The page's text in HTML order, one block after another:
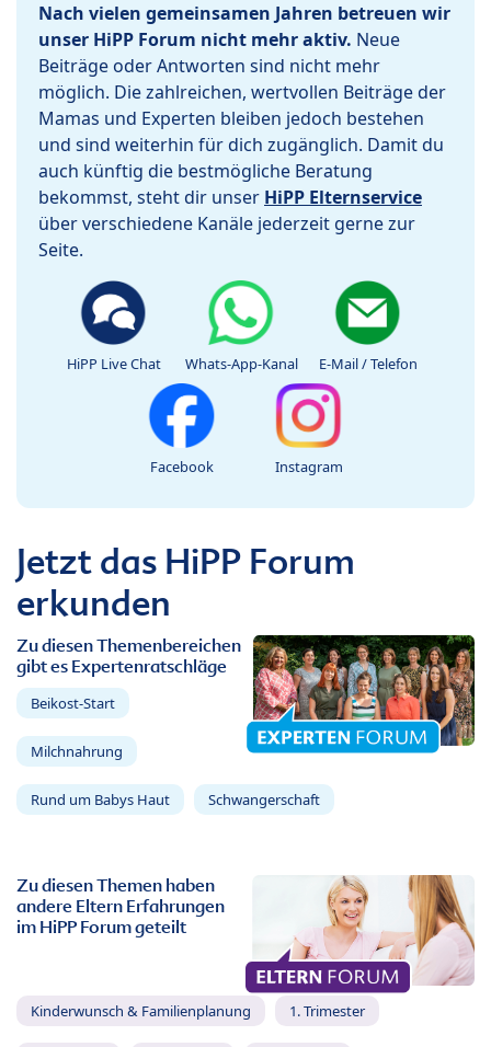
Nach vielen gemeinsamen Jahren betreuen wir
unser HiPP Forum nicht mehr aktiv. Neue
Beiträge oder Antworten sind nicht mehr
möglich. Die zahlreichen, wertvollen Beiträge der
Mamas und Experten bleiben jedoch bestehen
und sind weiterhin für dich zugänglich. Damit du
auch künftig die bestmögliche Beratung
bekommst, steht dir unser HiPP Elternservice
über verschiedene Kanäle jederzeit gerne zur
Seite.
HiPP Live Chat Whats-App-Kanal E-Mail / Telefon
Facebook Instagram
Jetzt das HiPP Forum
erkunden
Zu diesen Themenbereichen
gibt es Expertenratschläge
Beikost-Start
Milchnahrung
Rund um Babys Haut Schwangerschaft
Zu diesen Themen haben
andere Eltern Erfahrungen
im HiPP Forum geteilt
Kinderwunsch & Familienplanung 1. Trimester